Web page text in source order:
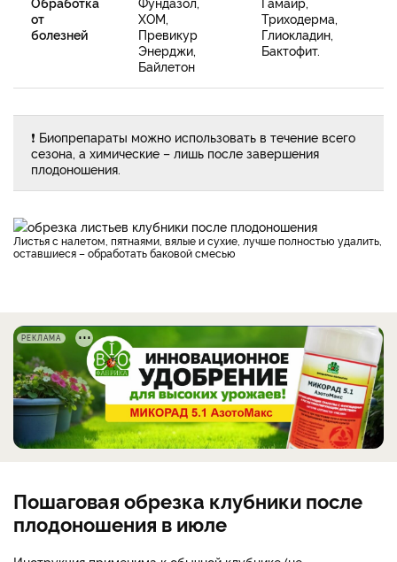
от
болезней
ХОМ,
Превикур
Энерджи,
Байлетон
Триходерма,
Глиокладин,
Бактофит.
❗ Биопрепараты можно использовать в течение всего
сезона, а химические – лишь после завершения
плодоношения.
Листья с налетом, пятнаями, вялые и сухие, лучше полностью удалить,
оставшиеся – обработать баковой смесью
РЕКЛАМА
Пошаговая обрезка клубники после
плодоношения в июле